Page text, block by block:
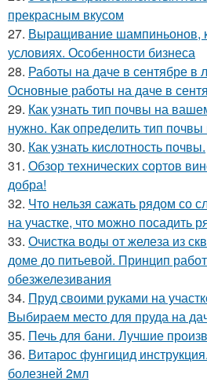
прекрасным вкусом
27. Выращивание шампиньонов,
условиях. Особенности бизнеса
28. Работы на даче в сентябре в
Основные работы на даче в
29. Как узнать тип почвы на
нужно. Как определить тип почвы
30. Как узнать кислотность почвы.
31. Обзор технических сортов
добра!
32. Что нельзя сажать рядом со
на участке, что можно посадить
33. Очистка воды от железа из
доме до питьевой. Принцип
обезжелезивания
34. Пруд своими руками на
Выбираем место для пруда на
35. Печь для бани. Лучшие
36. Витарос фунгицид
болезней 2мл